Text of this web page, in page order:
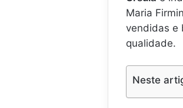
Maria
vendidas e
qualidade.
Neste